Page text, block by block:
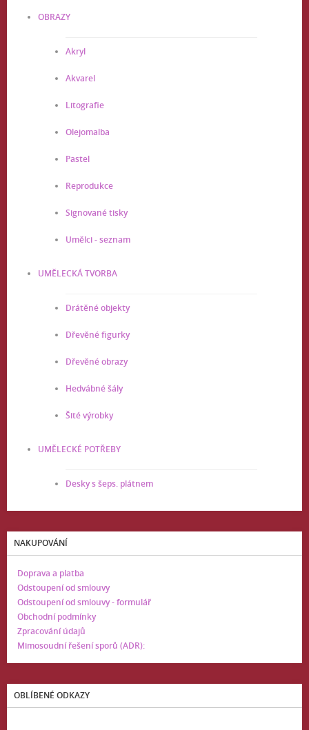
OBRAZY
Akryl
Akvarel
Litografie
Olejomalba
Pastel
Reprodukce
Signované tisky
Umělci - seznam
UMĚLECKÁ TVORBA
Drátěné objekty
Dřevěné figurky
Dřevěné obrazy
Hedvábné šály
Šité výrobky
UMĚLECKÉ POTŘEBY
Desky s šeps. plátnem
NAKUPOVÁNÍ
Doprava a platba
Odstoupení od smlouvy
Odstoupení od smlouvy - formulář
Obchodní podmínky
Zpracování údajů
Mimosoudní řešení sporů (ADR):
OBLÍBENÉ ODKAZY